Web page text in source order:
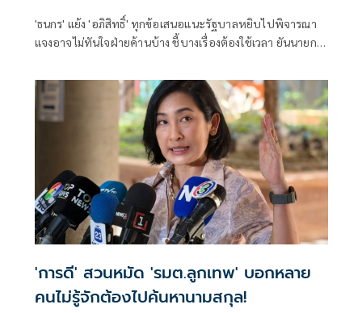
'ธนกร' แย้ง 'อภิสิทธิ์' ทุกข้อเสนอแนะรัฐบาลหยิบไปพิจารณา
แจงอาจไม่ทันใจฝ่ายค้านบ้าง ชี้บางเรื่องต้องใช้เวลา ยันนายกฯ
'การดี' สวนหมัด 'รมต.ลูกเทพ' บอกหลาย
คนไม่รู้จักต้องไปค้นหานามสกุล!